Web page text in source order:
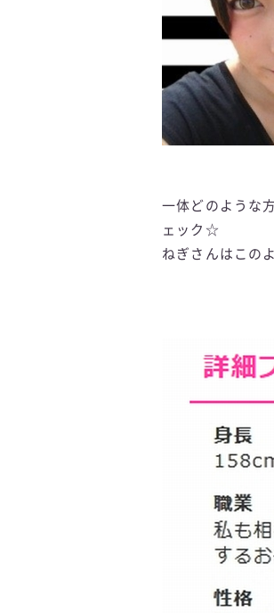
一体どのような
ェック☆
ねぎさんはこの